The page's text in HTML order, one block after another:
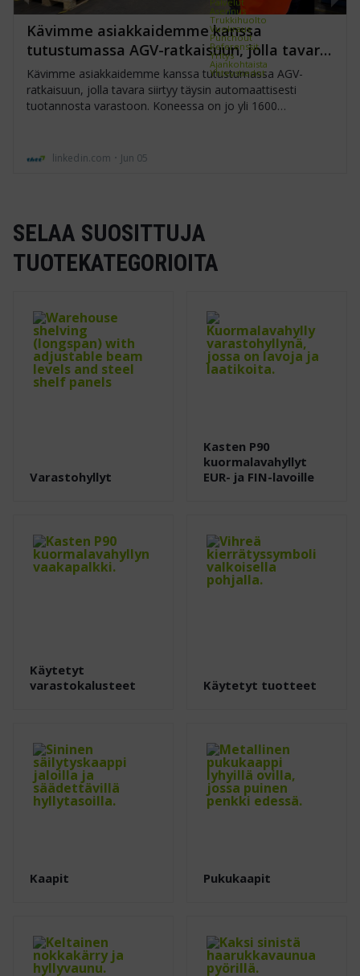
Asennus
Trukkihuolto
Vuokraus
Punchout
Referenssit
Yritys
Ajankohtaista
Yhteystiedot
SELAA SUOSITTUJA
TUOTEKATEGORIOITA
Varastohyllyt
Kasten P90
kuormalavahyllyt
EUR- ja FIN-lavoille
Käytetyt
varastokalusteet
Käytetyt tuotteet
Kaapit Pukukaapit